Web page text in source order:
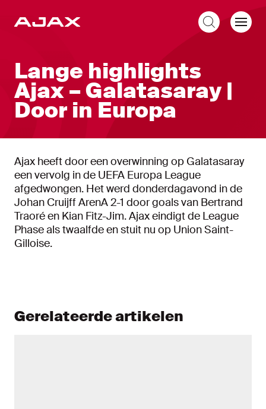
Lange highlights
Ajax – Galatasaray |
Door in Europa
Ajax heeft door een overwinning op Galatasaray
een vervolg in de UEFA Europa League
afgedwongen. Het werd donderdagavond in de
Johan Cruijff ArenA 2-1 door goals van Bertrand
Traoré en Kian Fitz-Jim. Ajax eindigt de League
Phase als twaalfde en stuit nu op Union Saint-
Gilloise.
Gerelateerde artikelen